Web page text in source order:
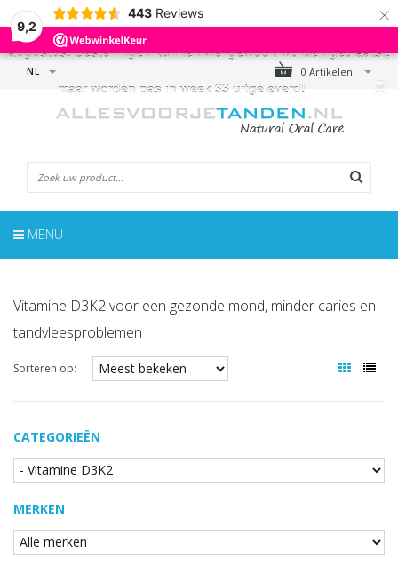
9,2
443 Reviews ×
0 Artikelen
NL
MENU
Vitamine D3K2 voor een gezonde mond, minder caries en
tandvleesproblemen
Sorteren op:
CATEGORIEËN
MERKEN
← LET OP!- De webshop is gesloten van 17 juli t/m 9
augustus! Bestellingen kunnen wel gewoon worden geplaatst,
maar worden pas in week 33 uitgeleverd!